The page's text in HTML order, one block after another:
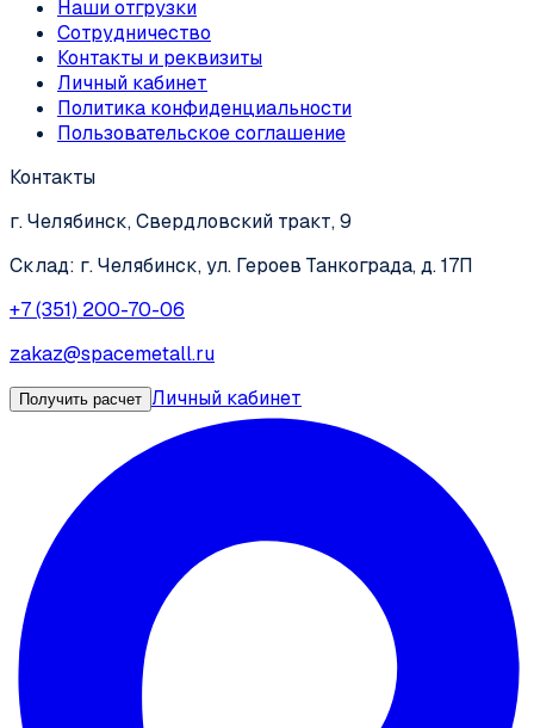
Наши отгрузки
Сотрудничество
Контакты и реквизиты
Личный кабинет
Политика конфиденциальности
Пользовательское соглашение
Контакты
г. Челябинск, Свердловский тракт, 9
Склад: г. Челябинск, ул. Героев Танкограда, д. 17П
+7 (351) 200-70-06
zakaz@spacemetall.ru
Получить расчет Личный кабинет